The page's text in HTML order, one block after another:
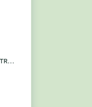
FRIMÆRKEHÆFTER/STRIBER